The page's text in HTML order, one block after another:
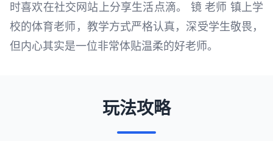
时喜欢在社交网站上分享生活点滴。 镜 老师 镇上学
校的体育老师，教学方式严格认真，深受学生敬畏，
但内心其实是一位非常体贴温柔的好老师。
玩法攻略